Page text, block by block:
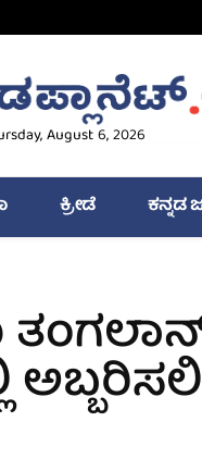
August 6, 2026
ಕ್ರೀಡೆ ಕನ್ನಡ